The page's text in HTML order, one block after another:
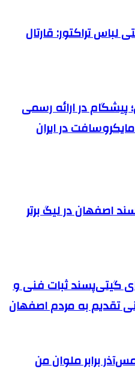
لباس تراکتور: قارتال
در ارائه رسمی
در ایران
اصفهان در لیگ برتر
گیتی‌پسند ثبات فنی و
تقدیم به مردم اصفهان
برابر ملوان من